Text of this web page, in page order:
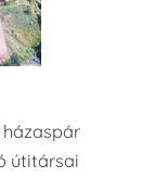
útitársai